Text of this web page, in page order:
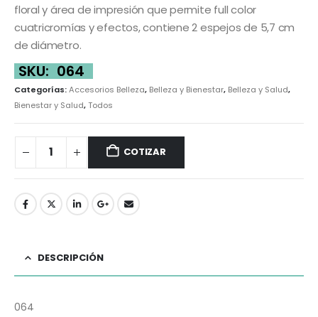
floral y área de impresión que permite full color
cuatricromías y efectos, contiene 2 espejos de 5,7 cm
de diámetro.
SKU: 064
Categorías:Accesorios Belleza, Belleza y Bienestar, Belleza y Salud,
Bienestar y Salud,Todos
COTIZAR
DESCRIPCIÓN
064